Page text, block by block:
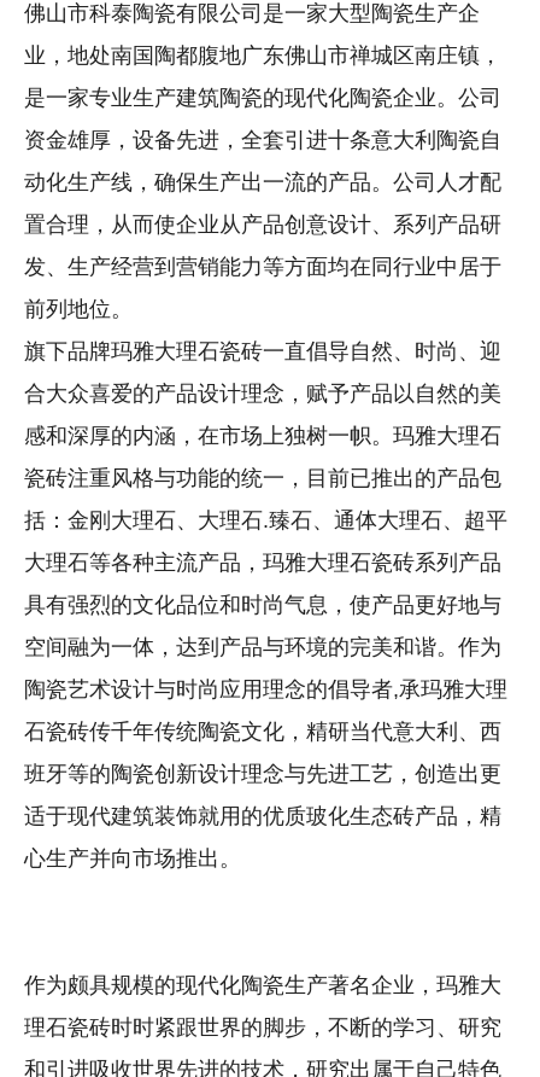
佛山市科泰陶瓷有限公司是一家大型陶瓷生产企
业，地处南国陶都腹地广东佛山市禅城区南庄镇，
是一家专业生产建筑陶瓷的现代化陶瓷企业。公司
资金雄厚，设备先进，全套引进十条意大利陶瓷自
动化生产线，确保生产出一流的产品。公司人才配
置合理，从而使企业从产品创意设计、系列产品研
发、生产经营到营销能力等方面均在同行业中居于
前列地位。
旗下品牌玛雅大理石瓷砖一直倡导自然、时尚、迎
合大众喜爱的产品设计理念，赋予产品以自然的美
感和深厚的内涵，在市场上独树一帜。玛雅大理石
瓷砖注重风格与功能的统一，目前已推出的产品包
括：金刚大理石、大理石.臻石、通体大理石、超平
大理石等各种主流产品，玛雅大理石瓷砖系列产品
具有强烈的文化品位和时尚气息，使产品更好地与
空间融为一体，达到产品与环境的完美和谐。作为
陶瓷艺术设计与时尚应用理念的倡导者,承玛雅大理
石瓷砖传千年传统陶瓷文化，精研当代意大利、西
班牙等的陶瓷创新设计理念与先进工艺，创造出更
适于现代建筑装饰就用的优质玻化生态砖产品，精
心生产并向市场推出。
作为颇具规模的现代化陶瓷生产著名企业，玛雅大
理石瓷砖时时紧跟世界的脚步，不断的学习、研究
和引进吸收世界先进的技术，研究出属于自己特色